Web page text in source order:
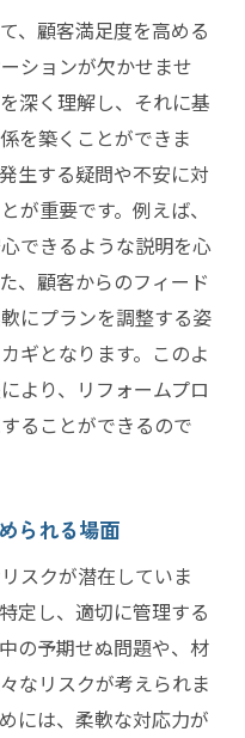
、顧客満足度を高める
ションが欠かせませ
深く理解し、それに基
を築くことができま
生する疑問や不安に対
が重要です。例えば、
できるような説明を心
、顧客からのフィード
にプランを調整する姿
ギとなります。このよ
より、リフォームプロ
ることができるので
られる場面
スクが潜在していま
定し、適切に管理する
の予期せぬ問題や、材
なリスクが考えられま
には、柔軟な対応力が